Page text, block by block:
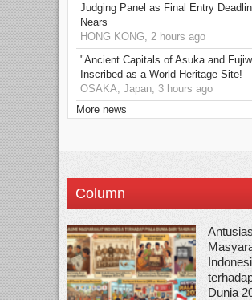
Judging Panel as Final Entry
Nears
HONG KONG, 2 hours ago
"Ancient Capitals of Asuka and
Inscribed as a World Heritage Site!
OSAKA, Japan, 3 hours ago
More news
Column
Dunia